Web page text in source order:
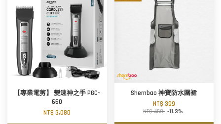
【專業電剪】 變速神之手 PGC-
660
NT$ 3,080
Shernbao 神寶防水圍裙
NT$ 399
NT$ 450 -11.3%